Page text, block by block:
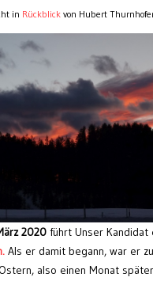
in Rückblick von Hubert
2020 führt Unser Kandidat
Als er damit begann, war er
also einen Monat